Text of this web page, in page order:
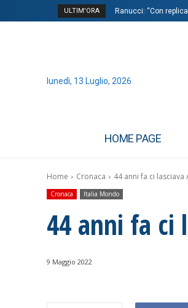
ULTIM'ORA Ranucci: “Con replica
Sinner ‘chiama’
lunedì, 13 Luglio, 2026
HOME PAGE
Home Cronaca 44 anni fa ci
Cronaca Italia Mondo
44 anni fa ci
9 Maggio 2022